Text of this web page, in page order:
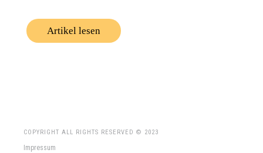
Artikel lesen
COPYRIGHT ALL RIGHTS RESERVED © 2023
Impressum